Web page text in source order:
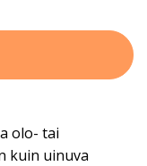
olo- tai
kuin uinuva